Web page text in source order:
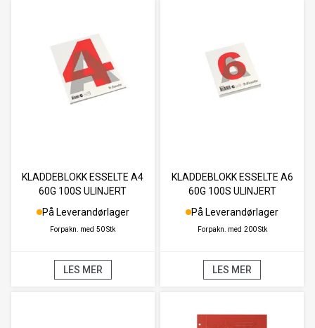
KLADDEBLOKK ESSELTE A4
60G 100S ULINJERT
På Leverandørlager
Forpakn. med 50 Stk
LES MER
KLADDEBLOKK ESSELTE A6
60G 100S ULINJERT
På Leverandørlager
Forpakn. med 200 Stk
LES MER